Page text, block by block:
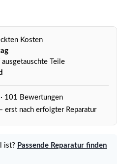
Kosten
ausgetauschte Teile
101 Bewertungen
erst nach erfolgter Reparatur
ist? Passende Reparatur finden